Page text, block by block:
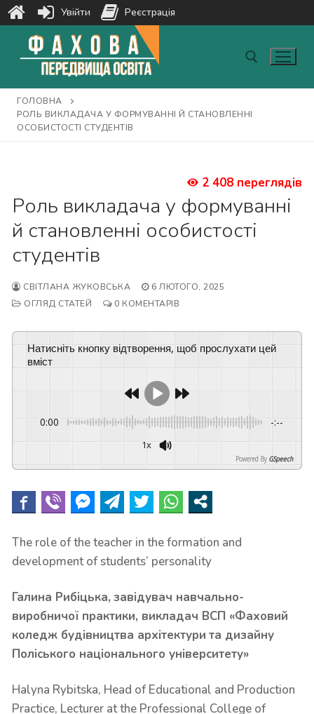
Перейти
Пошук:
ГОЛОВНА
РОЛЬ ВИКЛАДАЧА У ФОРМУВАННІ Й СТАНОВЛЕННІ
ОСОБИСТОСТІ СТУДЕНТІВ
2 408 переглядів
Роль викладача у формуванні
й становленні особистості
студентів
СВІТЛАНА ЖУКОВСЬКА
6 ЛЮТОГО, 2025
ОГЛЯД СТАТЕЙ
0 КОМЕНТАРІВ
Натисніть кнопку відтворення, щоб прослухати цей
вміст
0:00 -:--
1x
Powered By GSpeech
The role of the teacher in the formation and
development of students’ personality
Галина Рибіцька, завідувач навчально-
виробничої практики, викладач ВСП «Фаховий
коледж будівництва архітектури та дизайну
Поліського національного університету»
Halyna Rybitska, Head of Educational and Production
Practice, Lecturer at the Professional College of
Увійти Реєстрація